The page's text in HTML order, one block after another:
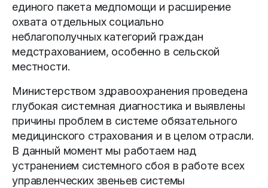
единого пакета медпомощи и расширение
охвата отдельных социально
неблагополучных категорий граждан
медстрахованием, особенно в сельской
местности.
Министерством здравоохранения проведена
глубокая сис­темная диагностика и выявлены
причины проблем в системе обязательного
медицинского страхования и в целом отрасли.
В данный момент мы работаем над
устранением системного сбоя в работе всех
управленческих звеньев системы